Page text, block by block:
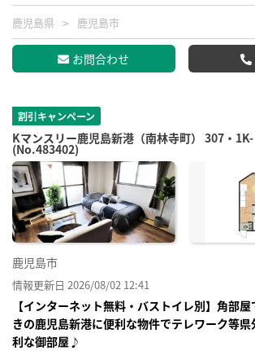
鹿児島県 鹿児島市
お問合わせ
割引キャンペーン
Kマンスリー鹿児島新港（南林寺町） 307・1K-
(No.483402)
鹿児島市
情報更新日 2026/08/02 12:41
【インターネット無料・バストイレ別】角部
きの鹿児島新港に便利な物件でテレワーク等
利な御部屋♪